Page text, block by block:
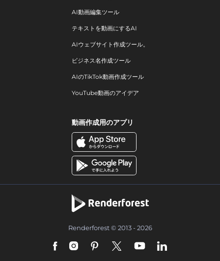
AI動画編集ツール
テキストを動画にするAI
AIウェブサイト作成ツール。
ビジネス名作成ツール
AIのTikTok動画作成ツール
YouTube動画のアイデア
動画作成用のアプリ
Renderforest © 2013 - 2026